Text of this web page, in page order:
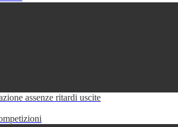
assenze ritardi uscite